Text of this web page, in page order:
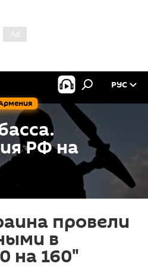
РУС
РФ на
провели
в
на 160"